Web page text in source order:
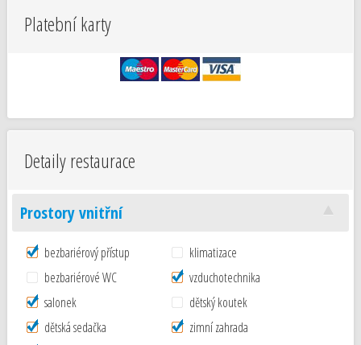
Platební karty
Detaily restaurace
Prostory vnitřní
bezbariérový přístup
klimatizace
bezbariérové WC
vzduchotechnika
salonek
dětský koutek
dětská sedačka
zimní zahrada